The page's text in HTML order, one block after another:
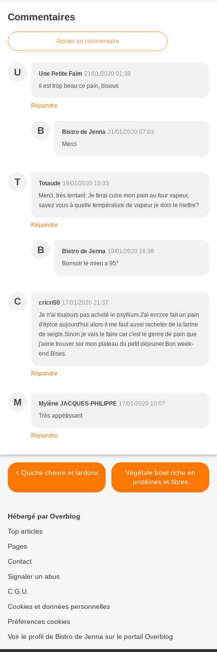
Commentaires
Ajouter un commentaire
U Une Petite Faim 21/01/2020 01:38
il est trop beau ce pain, bisous
Répondre
B Bistro de Jenna 21/01/2020 07:03
Merci
T Totaude 19/01/2020 15:33
Merci, très tentant. Je ferai cuire mon pain au four vapeur,
savez vous à quelle température de vapeur je dois le mettre?
Répondre
B Bistro de Jenna 19/01/2020 16:38
Bonsoir le mien a 95*
C cricri50 17/01/2020 21:37
Je n'ai toujours pas acheté le psyllium.J'ai encore fait un pain
d'épice aujourd'hui alors il me faut aussi racheter de la farine
de seigle.Sinon je vais le faire car c'est le genre de pain que
j'aime trouver sur mon plateau du petit déjeuner.Bon week-
end.Bises.
Répondre
M Mylène JACQUES-PHILIPPE 17/01/2020 10:07
Très appétissant
Répondre
< Quiche chèvre et lardons
Végétale bowl riche en
protéines et fibres
végétales >
Hébergé par Overblog
Top articles
Pages
Contact
Signaler un abus
C.G.U.
Cookies et données personnelles
Préférences cookies
Voir le profil de Bistro de Jenna sur le portail Overblog